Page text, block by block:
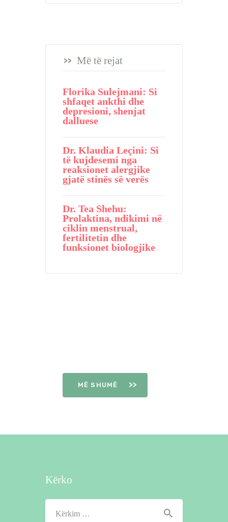
Më të rejat
Florika Sulejmani: Si
shfaqet ankthi dhe
depresioni, shenjat
dalluese
Dr. Klaudia Leçini: Si
të kujdesemi nga
reaksionet alergjike
gjatë stinës së verës
Dr. Tea Shehu:
Prolaktina, ndikimi në
ciklin menstrual,
fertilitetin dhe
funksionet biologjike
MË SHUMË
Kërko
për: